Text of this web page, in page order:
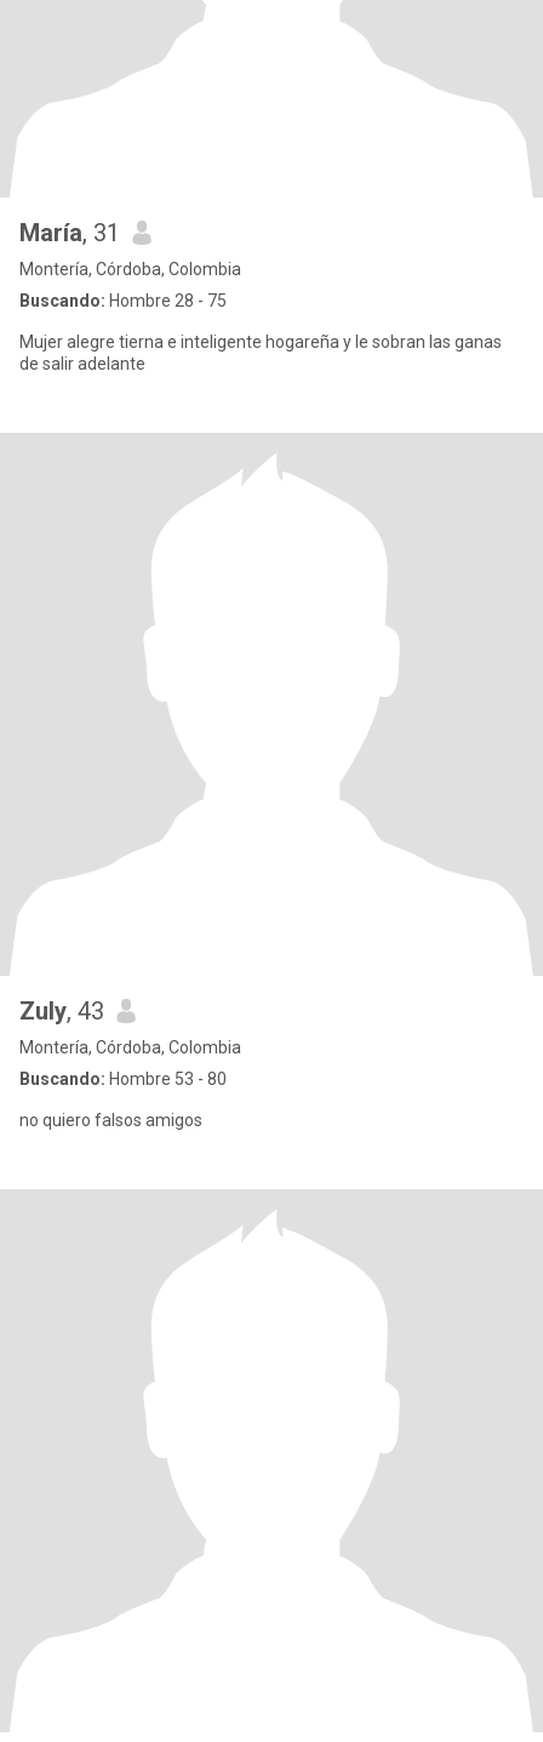
María, 31
Montería, Córdoba, Colombia
Buscando: Hombre 28 - 75
Mujer alegre tierna e inteligente hogareña y le sobran las ganas
de salir adelante
Zuly, 43
Montería, Córdoba, Colombia
Buscando: Hombre 53 - 80
no quiero falsos amigos